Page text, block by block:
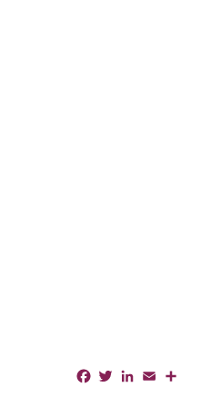
Facebook
TwitterLinkedIn
Email